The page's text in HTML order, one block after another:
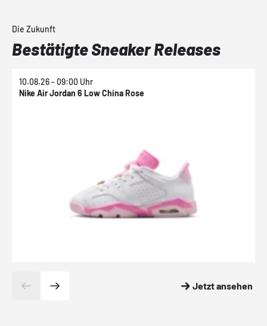
Die Zukunft
Bestätigte Sneaker Releases
10.08.26 - 09:00 Uhr
Nike Air Jordan 6 Low China Rose
Jetzt ansehen